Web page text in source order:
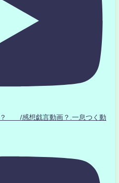
？ /感想戯言動画？.一息つく動